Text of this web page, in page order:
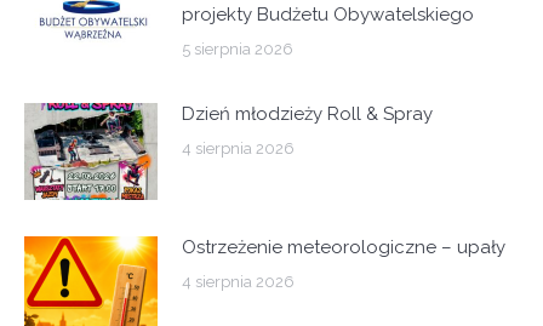
projekty Budżetu Obywatelskiego
5 sierpnia 2026
Dzień młodzieży Roll & Spray
4 sierpnia 2026
Ostrzeżenie meteorologiczne – upały
4 sierpnia 2026